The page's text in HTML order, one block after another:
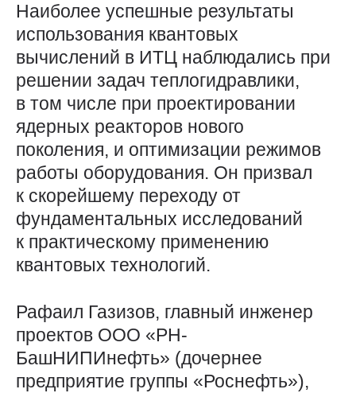
Наиболее успешные результаты
использования квантовых
вычислений в ИТЦ наблюдались при
решении задач теплогидравлики,
в том числе при проектировании
ядерных реакторов нового
поколения, и оптимизации режимов
работы оборудования. Он призвал
к скорейшему переходу от
фундаментальных исследований
к практическому применению
квантовых технологий.
Рафаил Газизов, главный инженер
проектов ООО «РН-
БашНИПИнефть» (дочернее
предприятие группы «Роснефть»),